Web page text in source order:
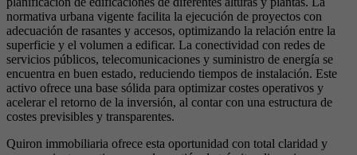
normativa urbana vigente facilita la ejecución de proyectos con
adecuación de rasantes y accesos, optimizando la relación entre la
superficie y el volumen a edificar. La conectividad con redes de
servicios públicos, telecomunicaciones y suministro de energía se
encuentra en buen estado, reduciendo tiempos de instalación. Este
activo ofrece una base sólida para optimizar costes operativos y
acelerar el retorno de la inversión, al contar con una estructura de
costes previsibles y transparentes.
Quiron immobiliaria ofrece esta oportunidad con total claridad y